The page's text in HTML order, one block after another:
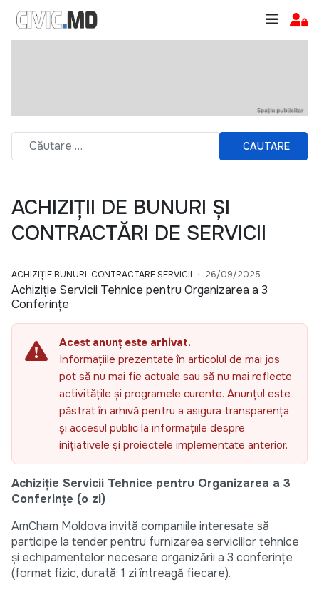
CAUTARE
ACHIZIȚII DE BUNURI ȘI
CONTRACTĂRI DE SERVICII
ACHIZIȚIE BUNURI, CONTRACTARE SERVICII 26/09/2025
Achiziție Servicii Tehnice pentru Organizarea a 3
Conferințe
Acest anunț este arhivat.
Informațiile prezentate în articolul de mai jos
pot să nu mai fie actuale sau să nu mai reflecte
activitățile și programele curente. Anunțul este
păstrat în arhivă pentru a asigura transparența
și accesul public la informațiile despre
inițiativele și proiectele implementate anterior.
Achiziție Servicii Tehnice pentru Organizarea a 3
Conferințe (o zi)
AmCham Moldova invită companiile interesate să
participe la tender pentru furnizarea serviciilor tehnice
și echipamentelor necesare organizării a 3 conferințe
(format fizic, durată: 1 zi întreagă fiecare).